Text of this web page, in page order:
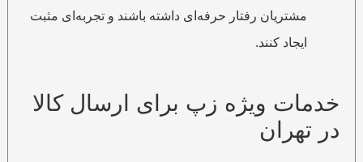
مشتریان رفتار حرفه‌ای داشته باشند و تجربه‌ای مثبت
ایجاد کنند.
خدمات ویژه زپ برای ارسال کالا
در تهران